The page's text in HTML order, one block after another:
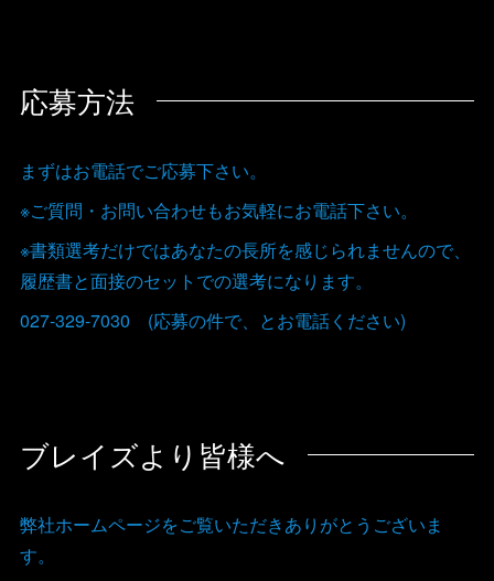
応募方法
まずはお電話でご応募下さい。
※ご質問・お問い合わせもお気軽にお電話下さい。
※書類選考だけではあなたの長所を感じられませんので、
履歴書と面接のセットでの選考になります。
027-329-7030 (応募の件で、とお電話ください)
ブレイズより皆様へ
弊社ホームページをご覧いただきありがとうございま
す。